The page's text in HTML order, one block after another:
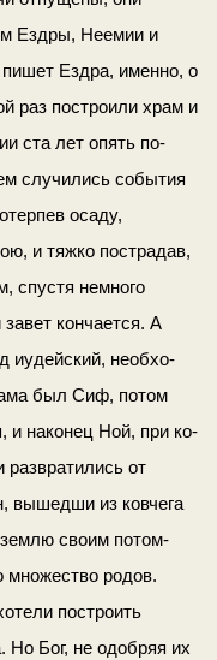
Ездры, Неемии и
Ездра, именно, о
раз построили храм и
ста лет опять по­
случились события
осаду,
и тяжко пострадав,
спустя немного
кончается. А
иудейский, необхо­
был Сиф, потом
и наконец Ной, при ко­
от
вышедши из ковчега
своим потом­
множество родов.
построить
Бог, не одобряя их